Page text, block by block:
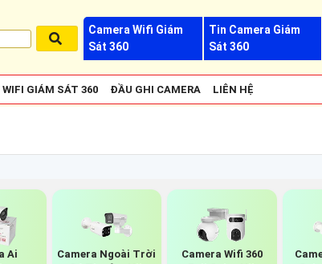
Camera Wifi Giám
Sát 360
Tin Camera Giám
Sát 360
WIFI GIÁM SÁT 360 ĐẦU GHI CAMERA LIÊN HỆ
Ai
Camera Ngoài Trời
Camera Wifi 360